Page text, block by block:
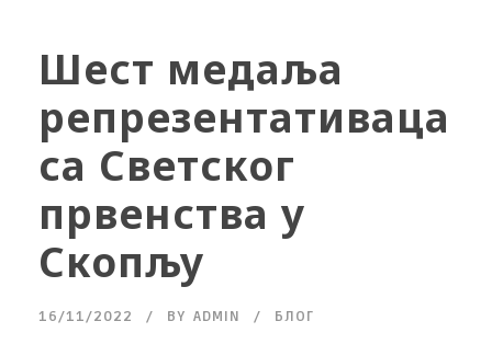
Шест медаља
репрезентативаца
са Светског
првенства у
Скопљу
16/11/2022 BY ADMIN БЛОГ